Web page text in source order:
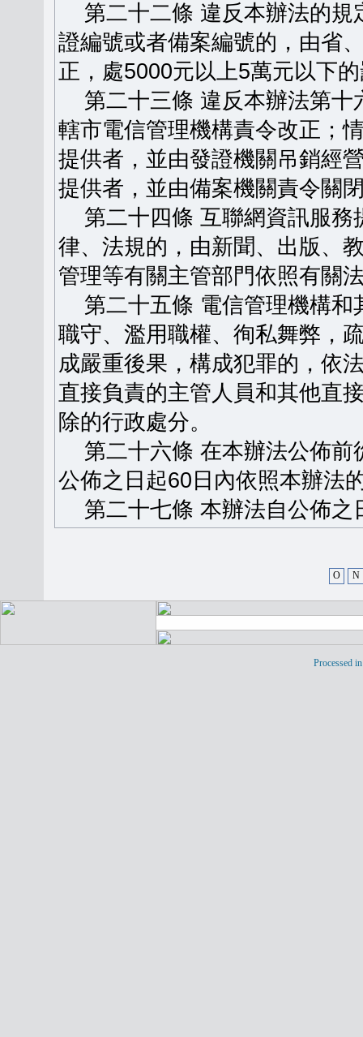
第二十二條 違反本辦法的規
證編號或者備案編號的，由省
正，處5000元以上5萬元以下
第二十三條 違反本辦法第十
轄市電信管理機構責令改正；
提供者，並由發證機關吊銷經
提供者，並由備案機關責令關
第二十四條 互聯網資訊服務
律、法規的，由新聞、出版、
管理等有關主管部門依照有關
第二十五條 電信管理機構和
職守、濫用職權、徇私舞弊，
成嚴重後果，構成犯罪的，依
直接負責的主管人員和其他直
除的行政處分。
第二十六條 在本辦法公佈前
公佈之日起60日內依照本辦法
第二十七條 本辦法自公佈之
O N
Processed